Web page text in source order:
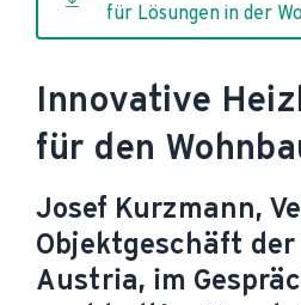
für Lösungen in der
Innovative
für den
Josef Kurzmann,
Objektgeschäft
Austria, im